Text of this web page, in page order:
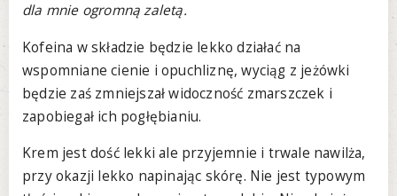
dla mnie ogromną zaletą.
Kofeina w składzie będzie lekko działać na
wspomniane cienie i opuchliznę, wyciąg z jeżówki
będzie zaś zmniejszał widoczność zmarszczek i
zapobiegał ich pogłębianiu.
Krem jest dość lekki ale przyjemnie i trwale nawilża,
przy okazji lekko napinając skórę. Nie jest typowym